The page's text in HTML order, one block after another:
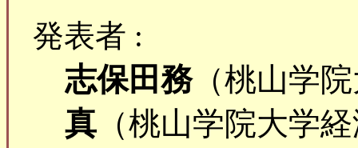
発表者 :
志保田務（桃山学
真 （桃山学院大学